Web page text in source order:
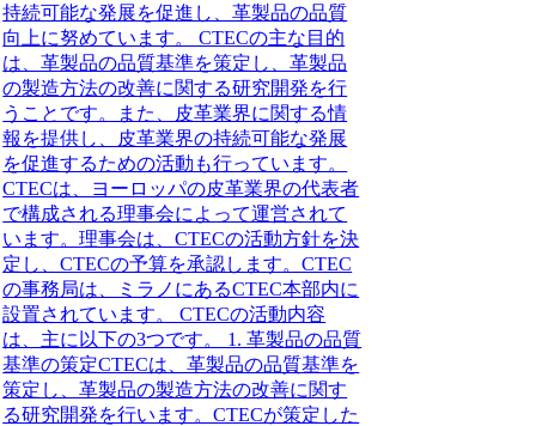
持続可能な発展を促進し、革製品の品質
向上に努めています。 CTECの主な目的
は、革製品の品質基準を策定し、革製品
の製造方法の改善に関する研究開発を行
うことです。また、皮革業界に関する情
報を提供し、皮革業界の持続可能な発展
を促進するための活動も行っています。
CTECは、ヨーロッパの皮革業界の代表者
で構成される理事会によって運営されて
います。理事会は、CTECの活動方針を決
定し、CTECの予算を承認します。CTEC
の事務局は、ミラノにあるCTEC本部内に
設置されています。 CTECの活動内容
は、主に以下の3つです。 1. 革製品の品質
基準の策定CTECは、革製品の品質基準を
策定し、革製品の製造方法の改善に関す
る研究開発を行います。CTECが策定した